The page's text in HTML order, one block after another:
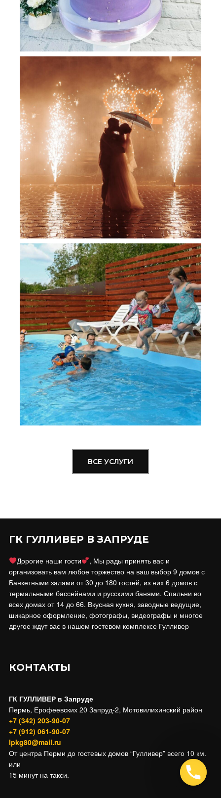
ВСЕ УСЛУГИ
ГК ГУЛЛИВЕР В ЗАПРУДЕ
Дорогие наши гости
, Мы рады принять вас и
организовать вам любое торжество на ваш выбор 9 домов с
Банкетными залами от 30 до 180 гостей, из них 6 домов с
термальными бассейнами и русскими банями. Спальни во
всех домах от 14 до 66. Вкусная кухня, заводные ведущие,
шикарное оформление, фотографы, видеографы и многое
другое ждут вас в нашем гостевом комплексе Гулливер
КОНТАКТЫ
ГК ГУЛЛИВЕР в Запруде
Пермь, Ерофеевских 20 Запруд-2, Мотовилихинский район
+7 (342) 203-90-07
+7 (912) 061-90-07
Ipkg80@mail.ru
От центра Перми до гостевых домов “Гулливер” всего 10 км.
или
15 минут на такси.